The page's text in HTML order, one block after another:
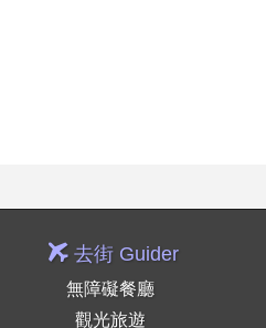
去街 Guider
無障礙餐廳
觀光旅遊